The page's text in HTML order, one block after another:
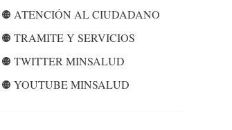
ATENCIÓN AL CIUDADANO
TRAMITE Y SERVICIOS
TWITTER MINSALUD
YOUTUBE MINSALUD